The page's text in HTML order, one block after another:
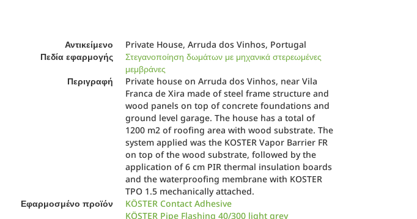
Αντικείμενο
Private House, Arruda dos Vinhos, Portugal
Πεδία εφαρμογής
Στεγανοποίηση δωμάτων με μηχανικά στερεωμένες
μεμβράνες
Περιγραφή
Private house on Arruda dos Vinhos, near Vila
Franca de Xira made of steel frame structure and
wood panels on top of concrete foundations and
ground level garage. The house has a total of
1200 m2 of roofing area with wood substrate. The
system applied was the KOSTER Vapor Barrier FR
on top of the wood substrate, followed by the
application of 6 cm PIR thermal insulation boards
and the waterproofing membrane with KOSTER
TPO 1.5 mechanically attached.
Εφαρμοσμένο προϊόν
KÖSTER Contact Adhesive
KÖSTER Pipe Flashing 40/300 light grey